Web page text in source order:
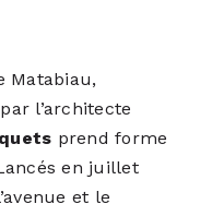
Matabiau,
l’architecte
prend forme
en juillet
et le